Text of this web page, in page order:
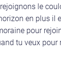
le
en plus il
pour
tu veux pour